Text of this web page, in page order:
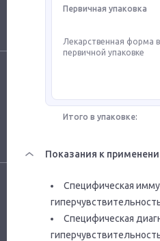
Первичная упаковка
Лекарственная форма
первичной упаковке
Итого в упаковке:
Показания к
Специфическая
Специфическая